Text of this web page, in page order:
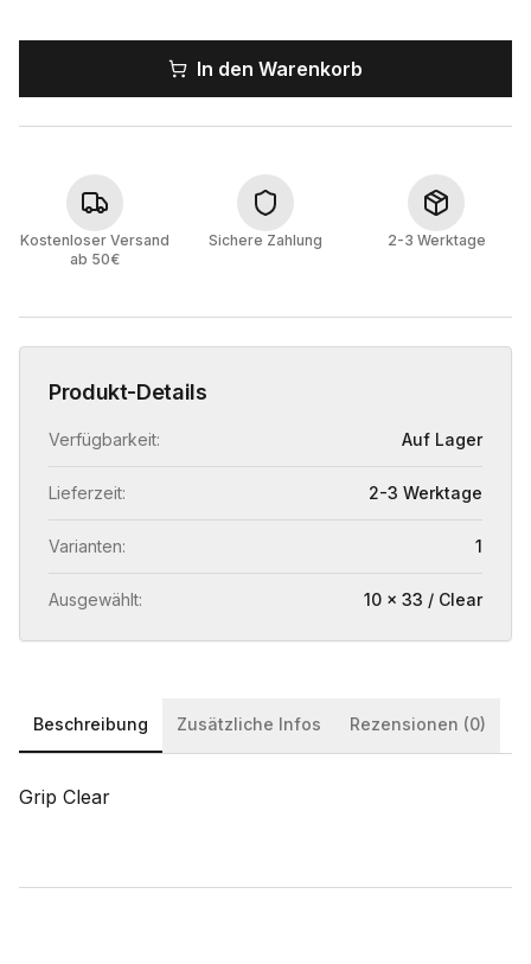
In den Warenkorb
Kostenloser Versand
ab 50€
Sichere Zahlung 2-3 Werktage
Produkt-Details
Verfügbarkeit: Auf Lager
Lieferzeit: 2-3 Werktage
Varianten: 1
Ausgewählt: 10 x 33 / Clear
Beschreibung Zusätzliche Infos Rezensionen (0)
Grip Clear